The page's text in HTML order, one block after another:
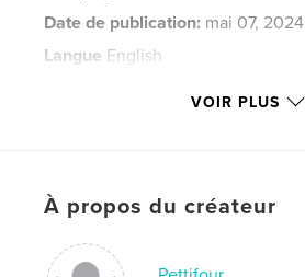
Date de publication: mai 07, 2024
Langue English
VOIR PLUS
À propos du créateur